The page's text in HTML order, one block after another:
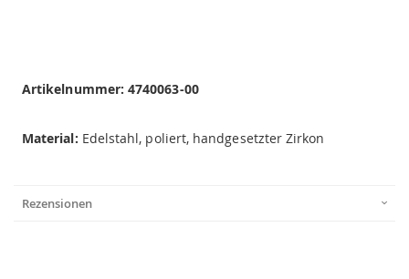
Artikelnummer: 4740063-00
Material: Edelstahl, poliert, handgesetzter Zirkon
Rezensionen